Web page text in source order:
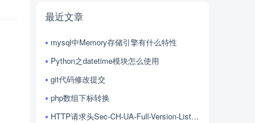
最近文章
mysql中Memory存储引擎有什么特性
Python之datetime模块怎么使用
git代码修改提交
php数组下标转换
HTTP请求头Sec-CH-UA-Full-Version-List的用法